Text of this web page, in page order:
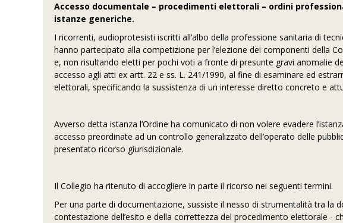
Accesso documentale – procedimenti elettorali – ordini
istanze generiche.
I ricorrenti, audioprotesisti iscritti all’albo della professione sanitaria di
hanno partecipato alla competizione per l’elezione dei componenti della
e, non risultando eletti per pochi voti a fronte di presunte gravi anomalie
accesso agli atti ex artt. 22 e ss. L. 241/1990, al fine di esaminare ed
elettorali, specificando la sussistenza di un interesse diretto concreto e
Avverso detta istanza l’Ordine ha comunicato di non volere evadere
accesso preordinate ad un controllo generalizzato dell’operato delle
presentato ricorso giurisdizionale.
Il Collegio ha ritenuto di accogliere in parte il ricorso nei seguenti termini.
Per una parte di documentazione, sussiste il nesso di strumentalità tra la
contestazione dell’esito e della correttezza del procedimento elettorale -